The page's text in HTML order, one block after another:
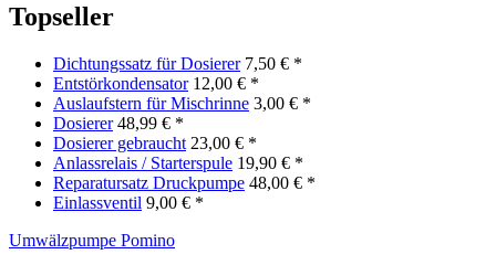
Topseller
Dichtungssatz für Dosierer 7,50 € *
Entstörkondensator 12,00 € *
Auslaufstern für Mischrinne 3,00 € *
Dosierer 48,99 € *
Dosierer gebraucht 23,00 € *
Anlassrelais / Starterspule 19,90 € *
Reparatursatz Druckpumpe 48,00 € *
Einlassventil 9,00 € *
Umwälzpumpe Pomino